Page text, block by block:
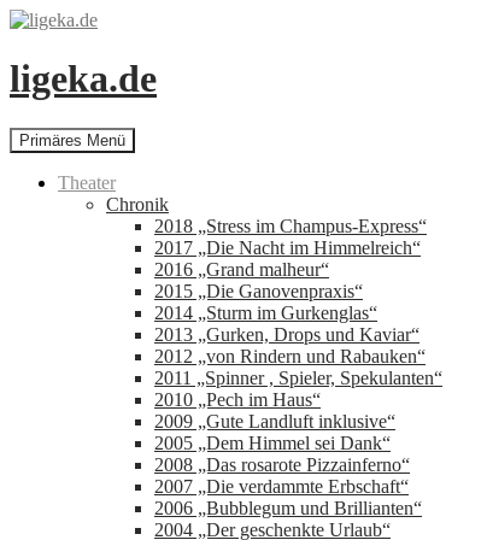
Zum
springen
ligeka.de
Suchen
Primäres Menü
Theater
Chronik
2018 „Stress im Champus-Express“
2017 „Die Nacht im Himmelreich“
2016 „Grand malheur“
2015 „Die Ganovenpraxis“
2014 „Sturm im Gurkenglas“
2013 „Gurken, Drops und Kaviar“
2012 „von Rindern und Rabauken“
2011 „Spinner , Spieler, Spekulanten“
2010 „Pech im Haus“
2009 „Gute Landluft inklusive“
2005 „Dem Himmel sei Dank“
2008 „Das rosarote Pizzainferno“
2007 „Die verdammte Erbschaft“
2006 „Bubblegum und Brillianten“
2004 „Der geschenkte Urlaub“